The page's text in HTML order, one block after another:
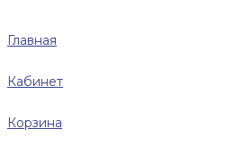
Главная
Кабинет
Корзина